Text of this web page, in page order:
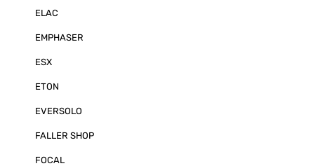
ELAC
EMPHASER
ESX
ETON
EVERSOLO
FALLER SHOP
FOCAL